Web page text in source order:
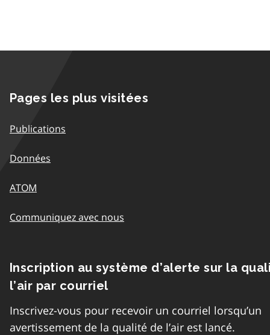
Pages les plus visitées
Publications
Données
ATOM
Communiquez avec nous
Inscription au système d’alerte sur la
l’air par courriel
Inscrivez-vous pour recevoir un courriel lorsqu’un
avertissement de la qualité de l’air est lancé.